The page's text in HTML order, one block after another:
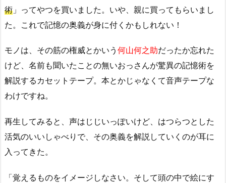
術 」ってやつを買いました。いや、親に買ってもらいまし
た。これで記憶の奥義が身に付くかもしれない！
モノは、その筋の権威とかいう 何山何之助だったか忘れた
けど、名前も聞いたことの無いおっさんが驚異の記憶術を
解説するカセットテープ。本とかじゃなくて音声テープな
わけですね。
再生してみると、声はじじいっぽいけど、はつらつとした
活気のいいしゃべりで、その奥義を解説していくのが耳に
入ってきた。
「覚えるものをイメージしなさい。そして頭の中で絵にす